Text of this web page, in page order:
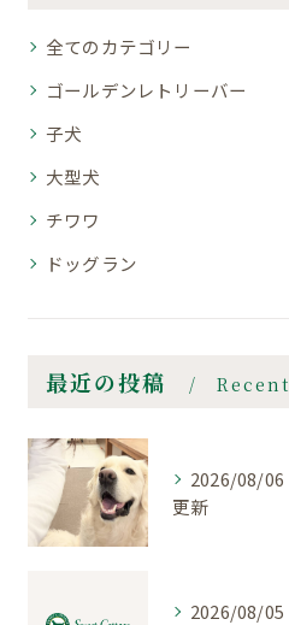
全てのカテゴリー
ゴールデンレトリーバー
子犬
大型犬
チワワ
ドッグラン
最近の投稿
2026/08/06
更新
2026/08/05